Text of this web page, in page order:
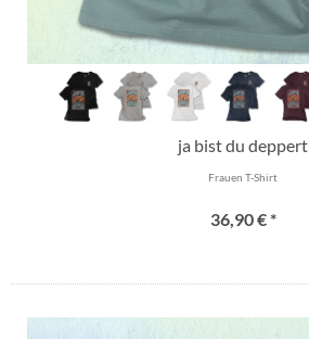
ja bist du deppert
Frauen T-Shirt
36,90 € *